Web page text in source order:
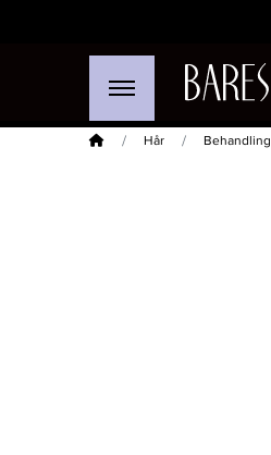
Hem Hår Behandling